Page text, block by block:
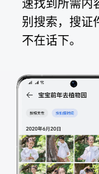
别搜索，搜证
不在话下。